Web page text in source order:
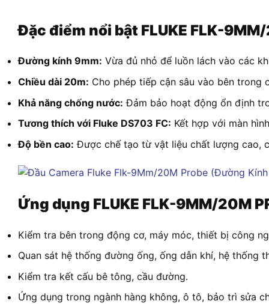
Đặc điểm nổi bật FLUKE FLK-9MM/
Đường kính 9mm: Vừa đủ nhỏ để luồn lách vào các
Chiều dài 20m: Cho phép tiếp cận sâu vào bên trong
Khả năng chống nước: Đảm bảo hoạt động ổn định
Tương thích với Fluke DS703 FC: Kết hợp với màn
Độ bền cao: Được chế tạo từ vật liệu chất lượng cao,
Ứng dụng FLUKE FLK-9MM/20M
Kiểm tra bên trong động cơ, máy móc, thiết bị công
Quan sát hệ thống đường ống, ống dẫn khí, hệ thống
Kiểm tra kết cấu bê tông, cầu đường.
Ứng dụng trong ngành hàng không, ô tô, bảo trì sửa